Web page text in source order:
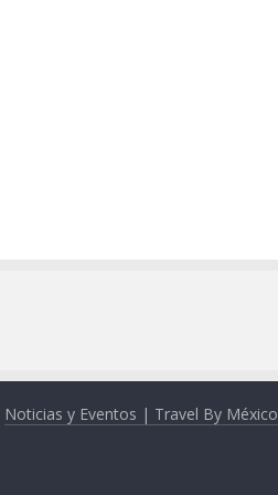
Noticias y Eventos | Travel By México